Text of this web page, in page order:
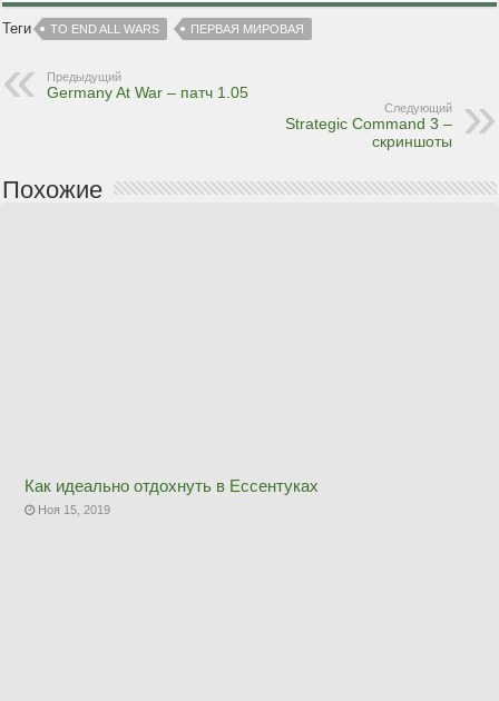
Теги TO END ALL WARS ПЕРВАЯ МИРОВАЯ
Предыдущий
Germany At War – патч 1.05
Следующий
Strategic Command 3 –
скриншоты
Похожие
Как идеально отдохнуть в Ессентуках
Ноя 15, 2019